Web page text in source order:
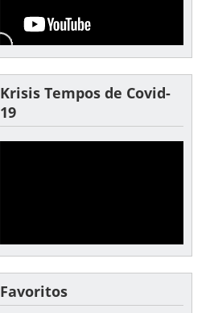
Krisis Tempos de Covid-
19
Favoritos